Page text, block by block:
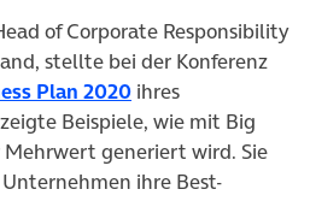
of Corporate Responsibility
stellte bei der Konferenz
Plan 2020(öffnet in neuem
ihres
Beispiele, wie mit Big
generiert wird. Sie
ihre Best-